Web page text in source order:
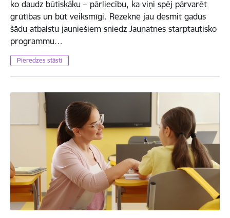
ko daudz būtiskāku – pārliecību, ka viņi spēj pārvarēt
grūtības un būt veiksmīgi. Rēzeknē jau desmit gadus
šādu atbalstu jauniešiem sniedz Jaunatnes starptautisko
programmu…
Pieredzes stāsti